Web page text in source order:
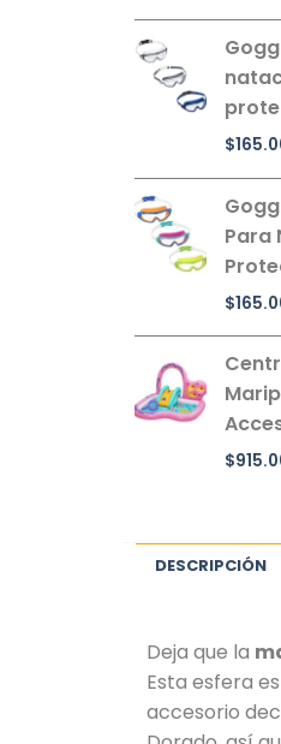
$
Para
$
$
DESCRIPCIÓN
Deja que la
Esta esfera es
accesorio